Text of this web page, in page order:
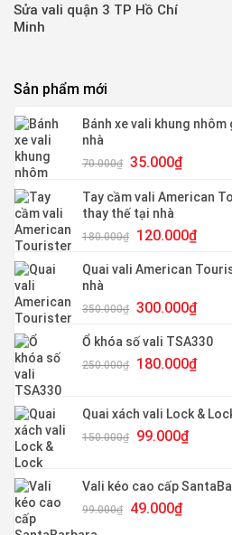
Sửa vali quận 3 TP Hồ Chí
Minh
Sản phẩm mới
Bánh xe vali khung
nhà
70.000₫ Giá
là:
70.000₫.
35.000₫Giá
tại
35.000₫.
Tay cầm vali American
thay thế tại nhà
180.000₫
Giá
là:
120.000₫Giá
tại
Quai vali American
nhà
350.000₫ Giá
là:
350.000₫.
300.000₫Giá
tại
là:
Ổ khóa số vali TSA330
250.000₫
Giá
250.000₫.
180.000₫Giá
là:
Quai xách vali Lock &
150.000₫
Giá
150.000₫.
99.000₫Giá
là:
Vali kéo cao cấp
99.000₫
Giá
49.000₫Giá